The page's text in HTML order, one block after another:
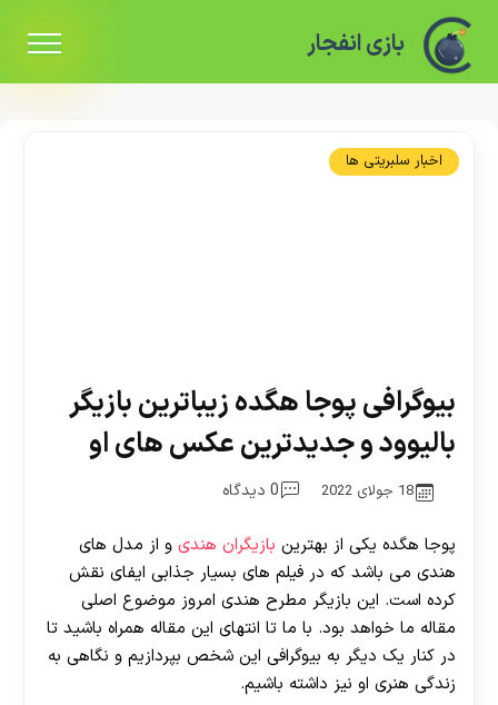
بازی انفجار
اخبار سلبریتی ها
بیوگرافی پوجا هگده زیباترین بازیگر
بالیوود و جدیدترین عکس های او
18 جولای 2022 0 دیدگاه
پوجا هگده یکی از بهترین بازیگران هندی و از مدل های
هندی می باشد که در فیلم های بسیار جذابی ایفای نقش
کرده است. این بازیگر مطرح هندی امروز موضوع اصلی
مقاله ما خواهد بود. با ما تا انتهای این مقاله همراه باشید تا
در کنار یک دیگر به بیوگرافی این شخص بپردازیم و نگاهی به
زندگی هنری او نیز داشته باشیم.